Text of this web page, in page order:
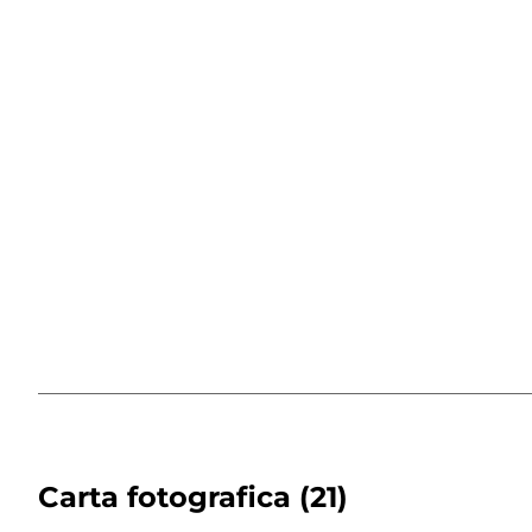
Carta fotografica (21)